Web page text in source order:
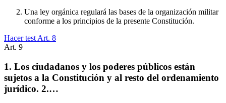
Una ley orgánica regulará las bases de la organización militar
conforme a los principios de la presente Constitución.
Hacer test Art. 8
Art. 9
1. Los ciudadanos y los poderes públicos están
sujetos a la Constitución y al resto del ordenamiento
jurídico. 2.…